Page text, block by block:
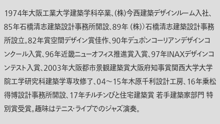
１９７４年大阪工業大学建築学科卒業、(株)今西建築デザインルーム入社、
８５年石橋清志建築設計事務所開設、８９年 (株)）石橋清志建築設計事務
所設立。８２年賞空間デザイン賞佳作、９０年デュポンコーリアンデザインコ
ンクール入賞、９６年近畿ニューオフィス推進賞入賞、９７年INAXデザインコ
ンテスト入賞、２００３年大阪都市景観建築賞大阪府知事賞関西大学大学
院工学研究科建築学専攻修了、０４～１５年木原千利設計工房、１６年乗松
得博設計事務所開設、１７年チルチンびと住宅建築賞 若手建築家部門 特
別賞受賞。趣味はテニス・ライブでのジャズ演奏。